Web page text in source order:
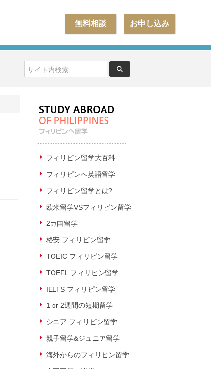
お申し込み
無料相談
フィリピン留学大百科
フィリピンへ英語留学
フィリピン留学とは?
欧米留学VSフィリピン留学
2カ国留学
格安 フィリピン留学
TOEIC フィリピン留学
TOEFL フィリピン留学
IELTS フィリピン留学
1 or 2週間の短期留学
シニア フィリピン留学
親子留学&ジュニア留学
海外からのフィリピン留学